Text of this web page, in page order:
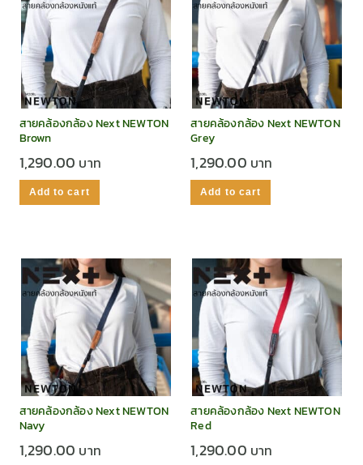
สายคล้องกล้อง Next NEWTON
Brown
1,290.00
Add to cart
สายคล้องกล้อง Next NEWTON
Grey
1,290.00
Add to cart
สายคล้องกล้อง Next NEWTON
Navy
1,290.00
สายคล้องกล้อง Next NEWTON
Red
1,290.00